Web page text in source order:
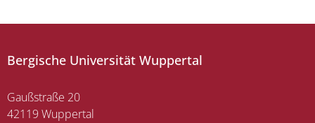
Bergische Universität Wuppertal
Gaußstraße 20
42119 Wuppertal